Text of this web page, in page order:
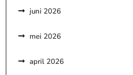
juni 2026
mei 2026
april 2026